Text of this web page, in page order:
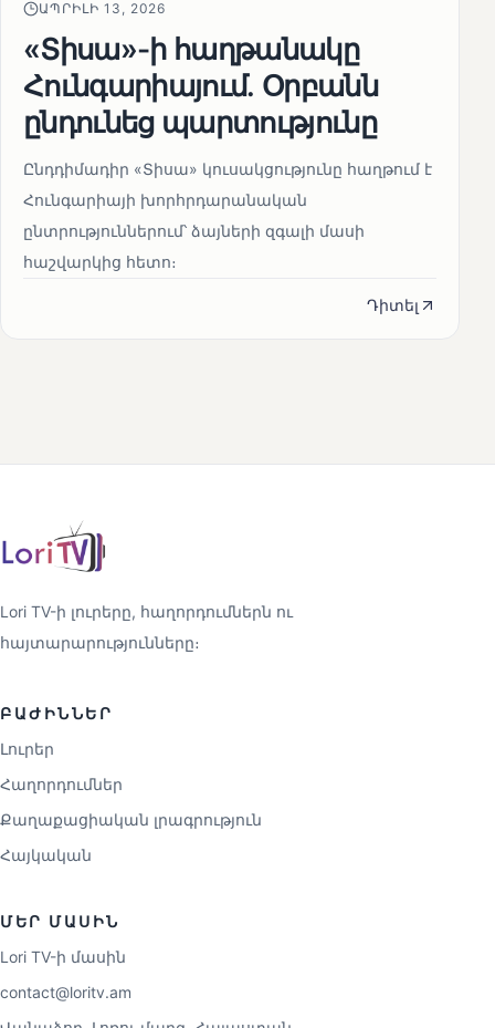
ԱՊՐԻԼԻ 13, 2026
«Տիսա»-ի հաղթանակը
Հունգարիայում․ Օրբանն
ընդունեց պարտությունը
Ընդդիմադիր «Տիսա» կուսակցությունը հաղթում է
Հունգարիայի խորհրդարանական
ընտրություններում՝ ձայների զգալի մասի
հաշվարկից հետո։
Դիտել
Lori TV-ի լուրերը, հաղորդումներն ու
հայտարարությունները։
ԲԱԺԻՆՆԵՐ
Լուրեր
Հաղորդումներ
Քաղաքացիական լրագրություն
Հայկական
ՄԵՐ ՄԱՍԻՆ
Lori TV-ի մասին
contact@loritv.am